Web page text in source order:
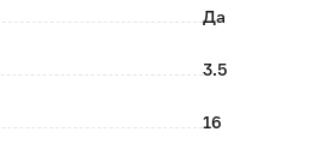
Да
3.5
16